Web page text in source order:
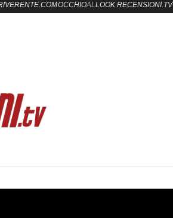
OCCHIOALLOOK RECENSIONI.TV